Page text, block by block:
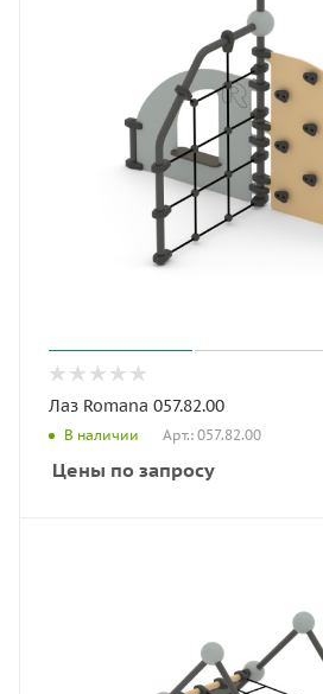
Лаз Romana 057.82.00
В наличии Арт.: 057.82.00
Цены по запросу